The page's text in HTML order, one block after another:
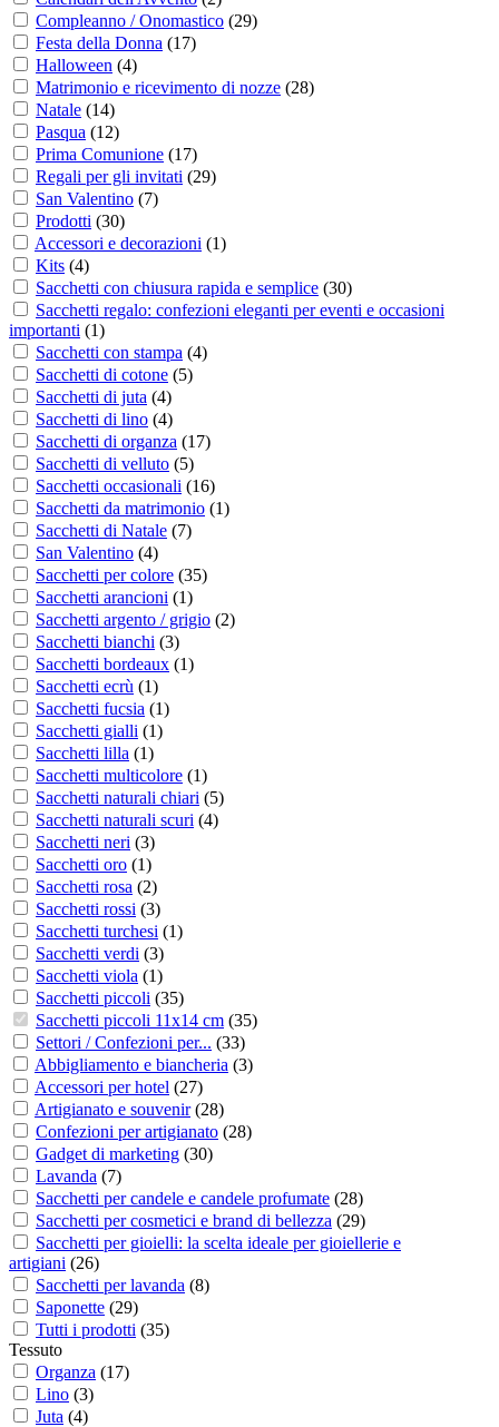
Compleanno / Onomastico (29)
Festa della Donna (17)
Halloween (4)
Matrimonio e ricevimento di nozze (28)
Natale (14)
Pasqua (12)
Prima Comunione (17)
Regali per gli invitati (29)
San Valentino (7)
Prodotti (30)
Accessori e decorazioni (1)
Kits (4)
Sacchetti con chiusura rapida e semplice (30)
Sacchetti regalo: confezioni eleganti per eventi e occasioni
importanti (1)
Sacchetti con stampa (4)
Sacchetti di cotone (5)
Sacchetti di juta (4)
Sacchetti di lino (4)
Sacchetti di organza (17)
Sacchetti di velluto (5)
Sacchetti occasionali (16)
Sacchetti da matrimonio (1)
Sacchetti di Natale (7)
San Valentino (4)
Sacchetti per colore (35)
Sacchetti arancioni (1)
Sacchetti argento / grigio (2)
Sacchetti bianchi (3)
Sacchetti bordeaux (1)
Sacchetti ecrù (1)
Sacchetti fucsia (1)
Sacchetti gialli (1)
Sacchetti lilla (1)
Sacchetti multicolore (1)
Sacchetti naturali chiari (5)
Sacchetti naturali scuri (4)
Sacchetti neri (3)
Sacchetti oro (1)
Sacchetti rosa (2)
Sacchetti rossi (3)
Sacchetti turchesi (1)
Sacchetti verdi (3)
Sacchetti viola (1)
Sacchetti piccoli (35)
Sacchetti piccoli 11x14 cm (35)
Settori / Confezioni per... (33)
Abbigliamento e biancheria (3)
Accessori per hotel (27)
Artigianato e souvenir (28)
Confezioni per artigianato (28)
Gadget di marketing (30)
Lavanda (7)
Sacchetti per candele e candele profumate (28)
Sacchetti per cosmetici e brand di bellezza (29)
Sacchetti per gioielli: la scelta ideale per gioiellerie e
artigiani (26)
Sacchetti per lavanda (8)
Saponette (29)
Tutti i prodotti (35)
Tessuto
Organza (17)
Lino (3)
Juta (4)